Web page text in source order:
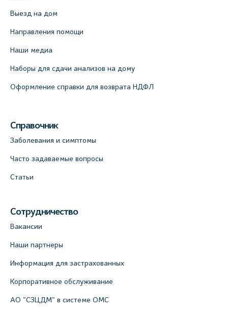
Выезд на дом
Направления помощи
Наши медиа
Наборы для сдачи анализов на дому
Оформление справки для возврата НДФЛ
Справочник
Заболевания и симптомы
Часто задаваемые вопросы
Статьи
Сотрудничество
Вакансии
Наши партнеры
Информация для застрахованных
Корпоративное обслуживание
АО "СЗЦДМ" в системе ОМС